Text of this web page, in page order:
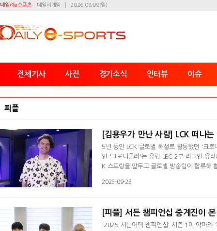
데일리e스포츠 데일리게임 2026.08.09(일)
전체기사 사진 경기소식 인터뷰 이슈
피플
[김용우가 만난 사람] LCK 떠나
5년 동안 LCK 글로벌 해설로 활동했던 '크
인 '크로니클러'는 유럽 LEC 2부 리그인 유러피
K 스프링을 앞두고 글로벌 방송팀에 합류해
다. 그래서 대체 해설자로 합류한 이가 '크로
2025-09-23
[피플] 서든 챔피언십 중계진이
'2025 서든어택 챔피언십' 시즌 1이 악마의